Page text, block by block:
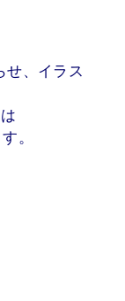
、イラス
。